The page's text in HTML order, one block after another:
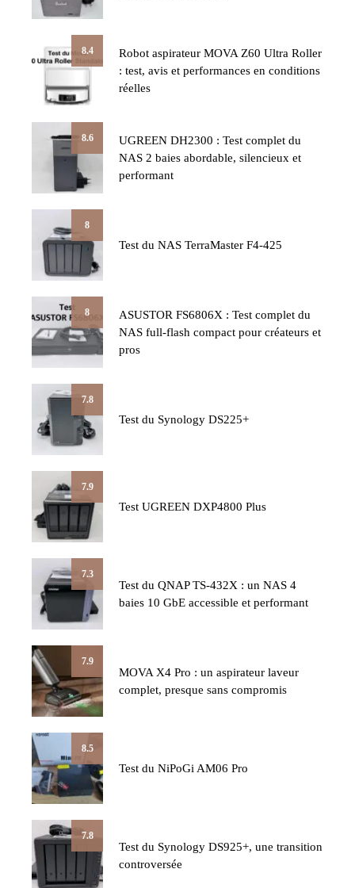
8.4
Robot aspirateur MOVA Z60 Ultra Roller
: test, avis et performances en conditions
réelles
8.6
UGREEN DH2300 : Test complet du
NAS 2 baies abordable, silencieux et
performant
8
Test du NAS TerraMaster F4-425
8
ASUSTOR FS6806X : Test complet du
NAS full-flash compact pour créateurs et
pros
7.8
Test du Synology DS225+
7.9
Test UGREEN DXP4800 Plus
7.3
Test du QNAP TS-432X : un NAS 4
baies 10 GbE accessible et performant
7.9
MOVA X4 Pro : un aspirateur laveur
complet, presque sans compromis
8.5
Test du NiPoGi AM06 Pro
7.8
Test du Synology DS925+, une transition
controversée